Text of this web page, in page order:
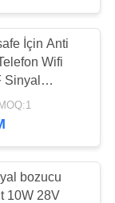
İçin Anti
Wifi
bozucu
10W 28V